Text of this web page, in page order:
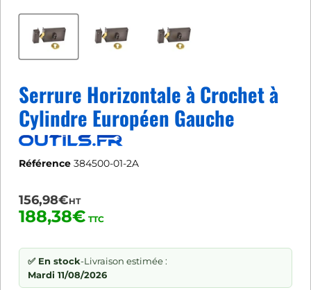
Serrure Horizontale à Crochet à
Cylindre Européen Gauche
Référence 384500-01-2A
156,98€HT
188,38€ TTC
✅ En stock-Livraison estimée :
Mardi 11/08/2026